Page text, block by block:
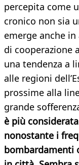
percepita come
cronico non sia
emerge anche
di cooperazione
una tendenza a
alle regioni
prossime alla
grande
è più
nonostante i
bombardamenti